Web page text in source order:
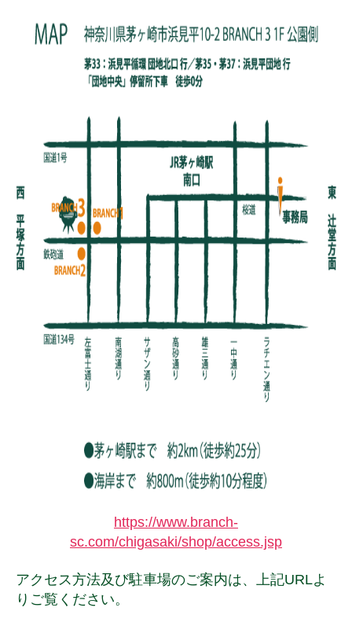
https://www.branch-
sc.com/chigasaki/shop/access.jsp
アクセス方法及び駐車場のご案内は、上記URLよ
りご覧ください。